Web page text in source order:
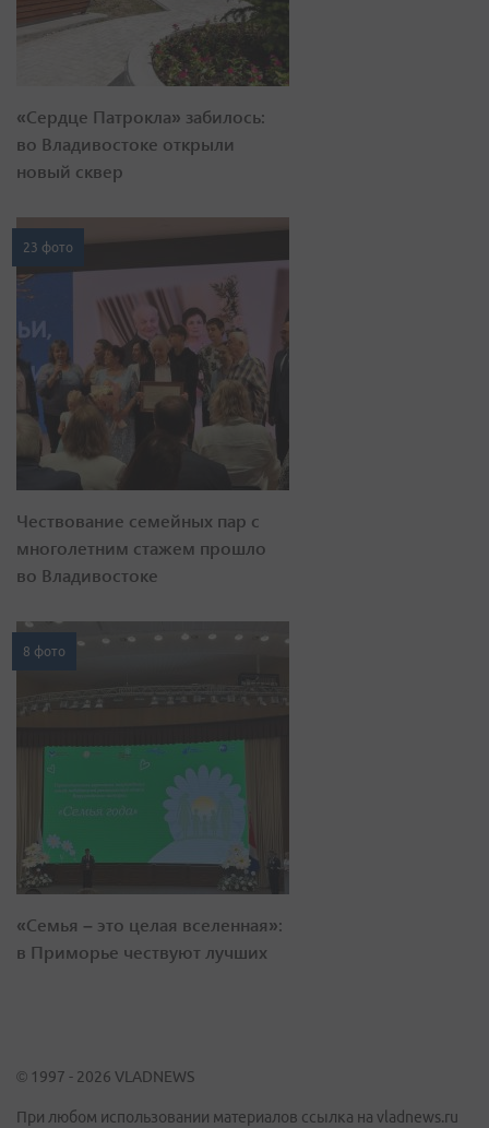
«Сердце Патрокла» забилось:
во Владивостоке открыли
новый сквер
23 фото
Чествование семейных пар с
многолетним стажем прошло
во Владивостоке
8 фото
«Семья – это целая вселенная»:
в Приморье чествуют лучших
© 1997 - 2026 VLADNEWS
При любом использовании материалов ссылка на vladnews.ru